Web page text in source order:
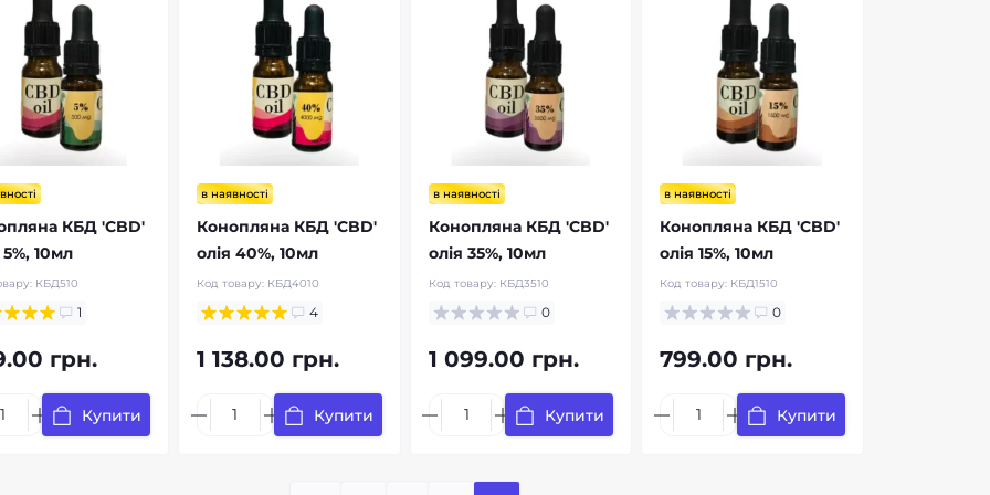
КБД 'CBD'
5%, 10мл
КБД510
1
грн.
Купити
в наявності
Конопляна КБД 'CBD'
олія 40%, 10мл
Код товару: КБД4010
4
1 138.00 грн.
Купити
в наявності
Конопляна КБД 'CBD'
олія 35%, 10мл
Код товару: КБД3510
0
1 099.00 грн.
Купити
в наявності
Конопляна КБД 'CBD'
олія 15%, 10мл
Код товару: КБД1510
0
799.00 грн.
Купити